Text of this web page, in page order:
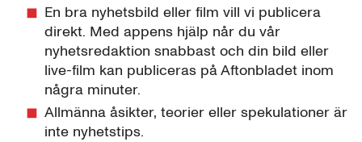
En bra nyhetsbild eller film vill vi publicera
direkt. Med appens hjälp når du vår
nyhetsredaktion snabbast och din bild eller
live-film kan publiceras på Aftonbladet inom
några minuter.
Allmänna åsikter, teorier eller spekulationer är
inte nyhetstips.